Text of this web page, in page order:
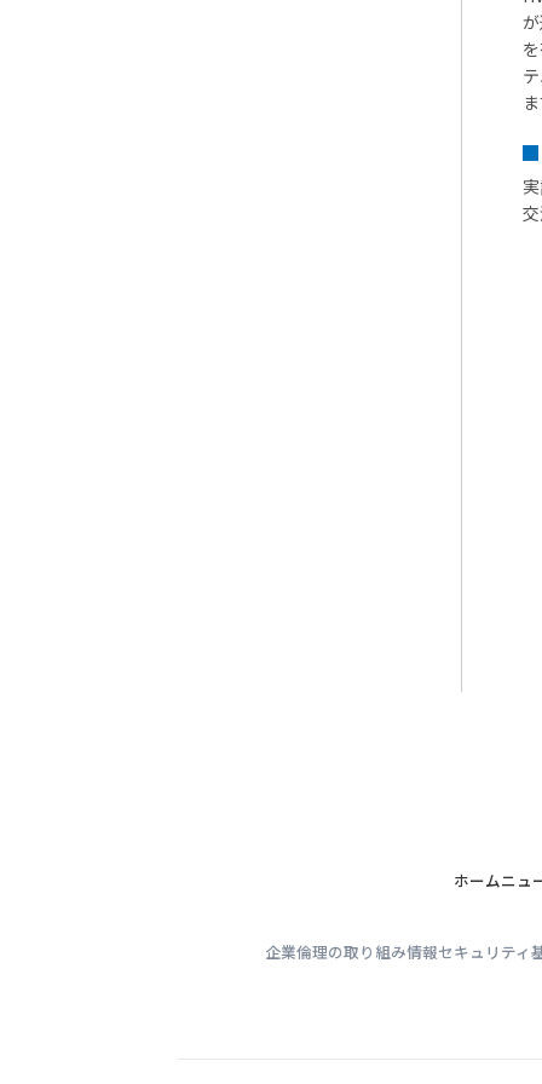
ま
ホームニュ
企業倫理の取り組み情報セキュリティ